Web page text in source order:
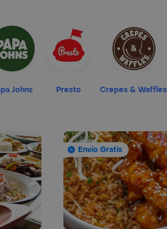
Johns Presto Crepes & Waffles
Envío Gratis